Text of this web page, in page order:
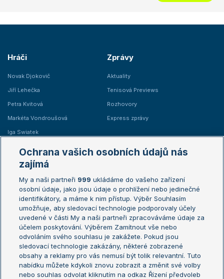
Hráči
Novak Djokovič
Jiří Lehečka
Petra Kvitová
Markéta Vondroušová
Iga Swiatek
Zprávy
Aktuality
Tenisová Previews
Rozhovory
Express zprávy
Žebříčky
Žebříček ATP (muži)
Žebříček WTA (ženy)
Sázkařský žebříček
Australian Open
French Open
Wimbledon
US Open
Turnaj mistrů
Turnaj mistryň
Aktualní trendy
Ochrana vašich osobních údajů nás
zajímá
My a naši partneři 999 ukládáme do vašeho zařízení
osobní údaje, jako jsou údaje o prohlížení nebo jedinečné
identifikátory, a máme k nim přístup. Výběr Souhlasím
umožňuje, aby sledovací technologie podporovaly účely
uvedené v části My a naši partneři zpracováváme údaje za
účelem poskytování. Výběrem Zamítnout vše nebo
odvoláním svého souhlasu je zakážete. Pokud jsou
sledovací technologie zakázány, některé zobrazené
obsahy a reklamy pro vás nemusí být tolik relevantní. Tuto
nabídku můžete kdykoli znovu zobrazit a změnit své volby
nebo souhlas odvolat kliknutím na odkaz Řízení předvoleb